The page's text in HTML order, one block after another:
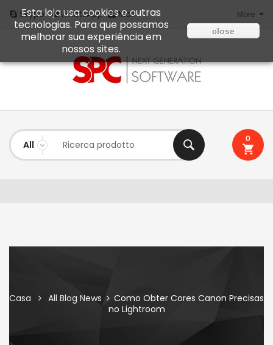
Skype WhatsApp Mail More
0
Casa All Blog News
Como Obter Cores Canon Precisas
no Lightroom
Esta loja usa cookies e outras
tecnologias. Para que possamos
melhorar sua experiência em
nossos sites.
close